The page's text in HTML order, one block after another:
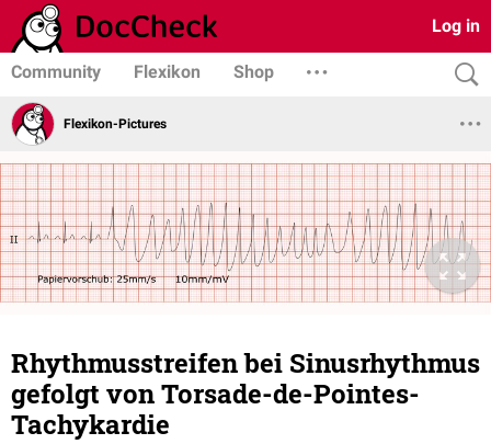
Log in
Community Flexikon Shop
Flexikon-Pictures
Rhythmusstreifen bei Sinusrhythmus
gefolgt von Torsade-de-Pointes-
Tachykardie